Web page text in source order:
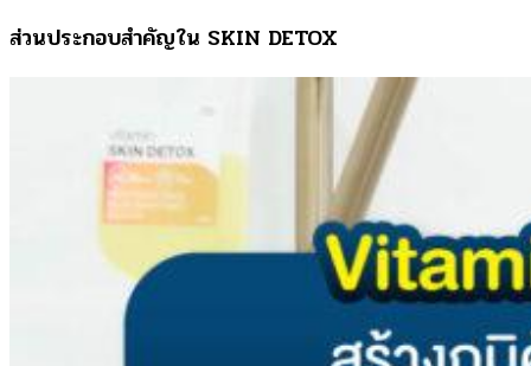
ส่วนประกอบสำคัญใน SKIN DETOX